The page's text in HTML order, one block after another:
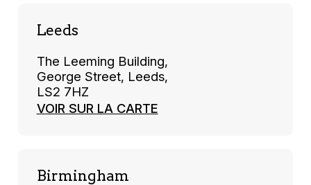
Leeds
The Leeming Building,
George Street, Leeds,
LS2 7HZ
VOIR SUR LA CARTE
Birmingham